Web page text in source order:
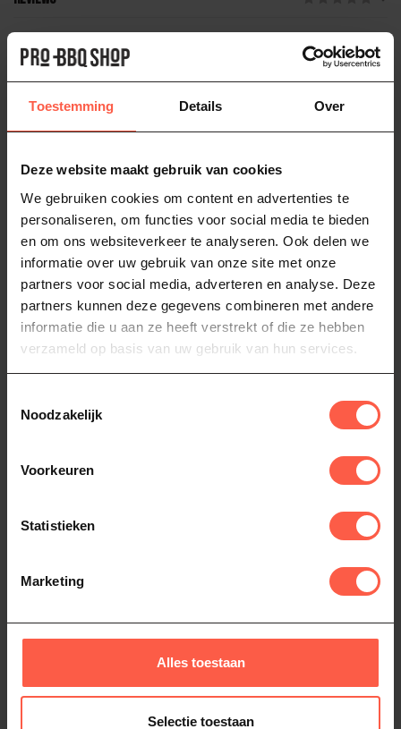
Toestemming Details Over
Deze website maakt gebruik van cookies
We gebruiken cookies om content en advertenties te
personaliseren, om functies voor social media te bieden
en om ons websiteverkeer te analyseren. Ook delen we
informatie over uw gebruik van onze site met onze
partners voor social media, adverteren en analyse. Deze
partners kunnen deze gegevens combineren met andere
informatie die u aan ze heeft verstrekt of die ze hebben
verzameld op basis van uw gebruik van hun services.
Noodzakelijk
Voorkeuren
Statistieken
Marketing
Alles toestaan
Selectie toestaan
Gerelateerde producten
Le Creuset Koekenpan Non-Stick
LE CREUSET
Le Creuset Essential Non-Stick
Keramische Provençaalse
Sauteerpan met extra handvat
Op voorraad
195,00
Koekenpannen (19) Le Creuset (117)
. We helpen je graag!
-10%